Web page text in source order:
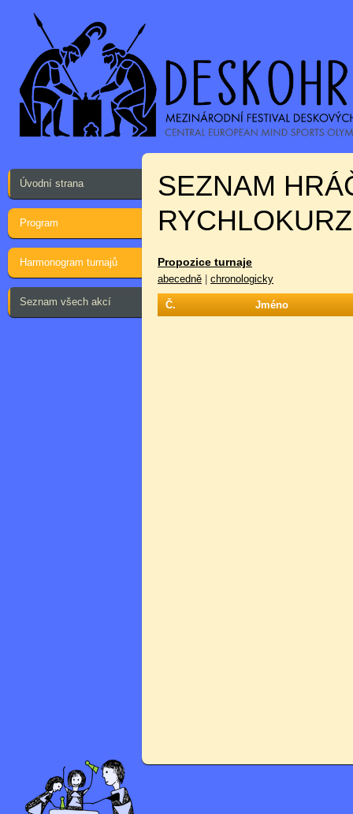
Úvodní strana
Program
Harmonogram turnajů
Seznam všech akcí
SEZNAM
Propozice turnaje
abecedně chronologicky
Č. Jméno